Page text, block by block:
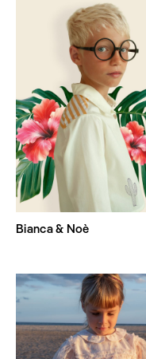
Bianca & Noè